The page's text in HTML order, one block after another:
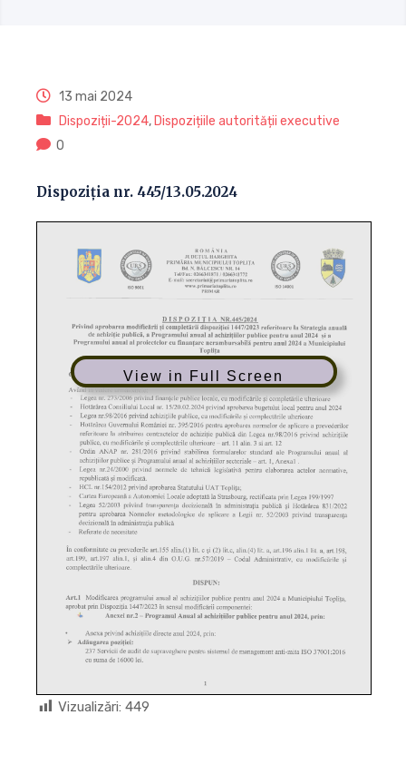
13 mai 2024
Dispoziții-2024, Dispozițiile autorității executive
0
Dispoziția nr. 445/13.05.2024
View in Full Screen
Vizualizări: 449